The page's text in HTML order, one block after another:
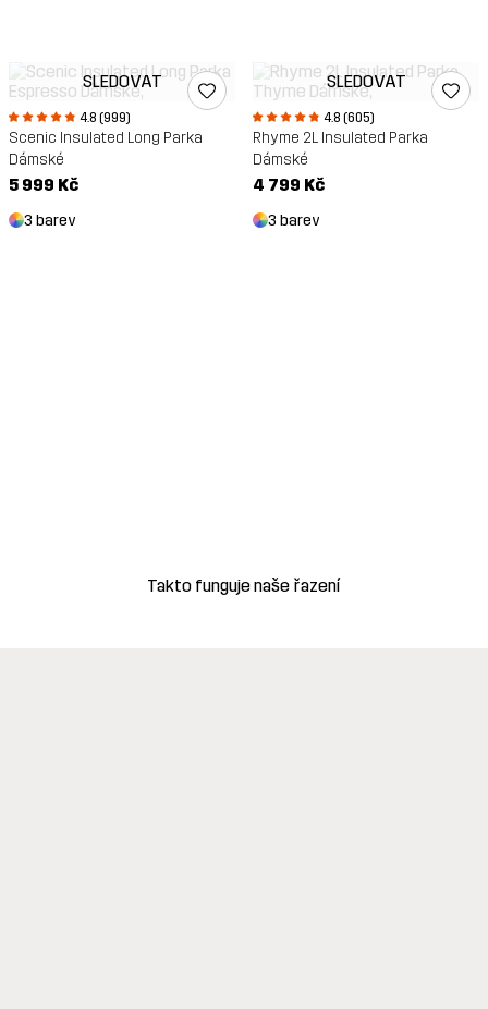
SLEDOVAT
4.8 (999)
Scenic Insulated Long Parka
Dámské
5 999 Kč
3 barev
SLEDOVAT
4.8 (605)
Rhyme 2L Insulated Parka
Dámské
4 799 Kč
3 barev
Takto funguje naše řazení